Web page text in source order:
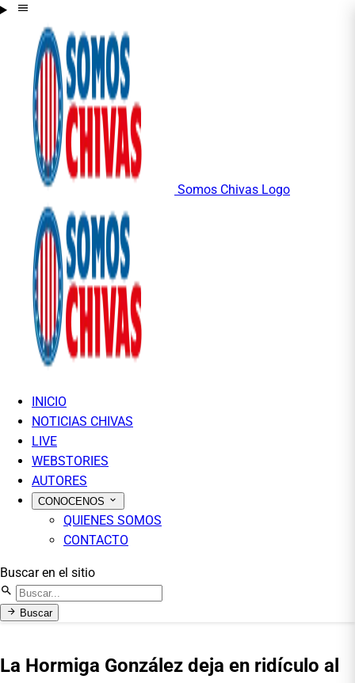
Somos Chivas Logo
INICIO
NOTICIAS CHIVAS
LIVE
WEBSTORIES
AUTORES
CONOCENOS
QUIENES SOMOS
CONTACTO
Buscar en el sitio
Buscar
La Hormiga González deja en ridículo al